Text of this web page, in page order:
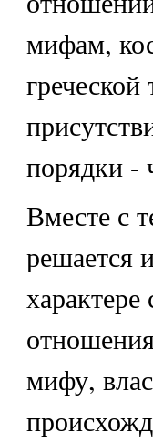
мифам,
порядки -
Вместе с
решается
мифу,